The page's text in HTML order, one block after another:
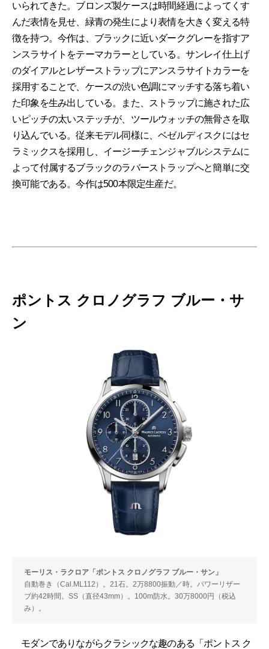
いられてきた。ブロンズ製ケースは時間経過によってくす
んだ表情を見せ、緑青の発生により表情を大きく変える特
徴を持つ。今作は、ブラックに近いダークグレーを指すア
ンスラサイトをテーマカラーとしている。サンレイ仕上げ
のダイアルとレザーストラップにアンスラサイトカラーを
採用することで、ケースの渋い色調にマッチする落ち着い
た印象を生み出している。また、ストラップに施された広
いピッチの太いステッチが、ツールウォッチの無骨さを取
り込んでいる。従来モデル同様に、ベゼルディスクにはセ
ラミックスを採用し、イージーチェンジャブルシステムに
よって付属するブラックのラバーストラップへと簡単に交
換可能である。今作は500本限定生産だ。
ポントス クロノグラフ ブルー・サ
ン
モーリス・ラクロア「ポントス クロノグラフ ブルー・サン」
自動巻き（Cal.ML112）。21石。2万8800振動／時。パワーリザー
ブ約42時間。SS（直径43mm）。100m防水。30万8000円（税込
み）。
モダンでありながらクラシックな趣のある「ポントス ク